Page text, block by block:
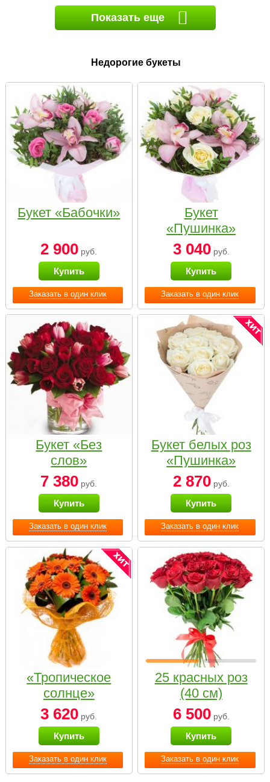
Показать еще
Недорогие букеты
Заказать в один клик
Букет «Бабочки»
2 900 руб.
Купить
Заказать в один клик
Букет
«Пушинка»
3 040руб.
Купить
Заказать в один клик
Букет «Без
слов»
7 380 руб.
Купить
Заказать в один клик
Букет белых роз
«Пушинка»
2 870руб.
Купить
Заказать в один клик
«Тропическое
солнце»
3 620 руб.
Купить
Заказать в один клик
25 красных роз
(40 см)
6 500руб.
Купить